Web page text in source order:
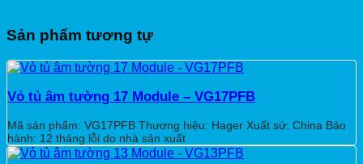
Sản phẩm tương tự
Vỏ tủ âm tường 17 Module – VG17PFB
Mã sản phẩm: VG17PFB Thương hiệu: Hager Xuất sứ: China Bảo
hành: 12 tháng lỗi do nhà sản xuất